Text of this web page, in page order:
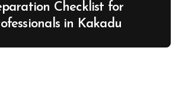
Checklist for
in Kakadu